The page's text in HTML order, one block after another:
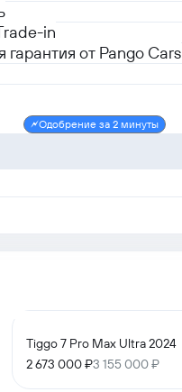
in
от Pango Cars
Одобрение за 2 минуты
Tiggo 7 Pro Max Ultra 2024
2 673 000 ₽3 155 000 ₽